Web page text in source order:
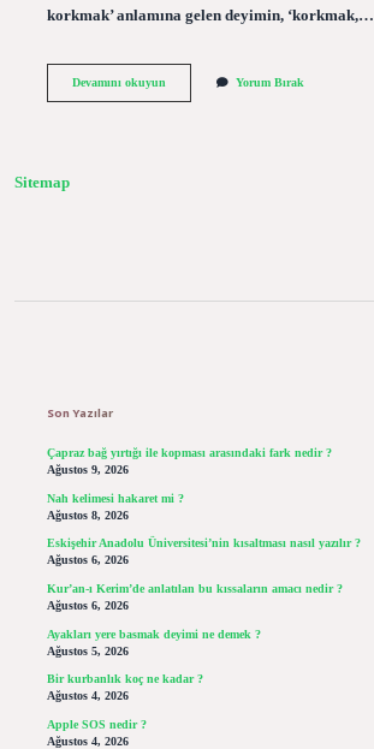
korkmak’ anlamına gelen deyimin, ‘korkmak,…
Devamını okuyunYüreği
Yorum Bırak
Sitemap
Son Yazılar
Çapraz bağ yırtığı ile kopması arasındaki fark nedir ?
Ağustos 9, 2026
Nah kelimesi hakaret mi ?
Ağustos 8, 2026
Eskişehir Anadolu Üniversitesi’nin kısaltması nasıl yazılır ?
Ağustos 6, 2026
Kur’an-ı Kerim’de anlatılan bu kıssaların amacı nedir ?
Ağustos 6, 2026
Ayakları yere basmak deyimi ne demek ?
Ağustos 5, 2026
Bir kurbanlık koç ne kadar ?
Ağustos 4, 2026
Apple SOS nedir ?
Ağustos 4, 2026